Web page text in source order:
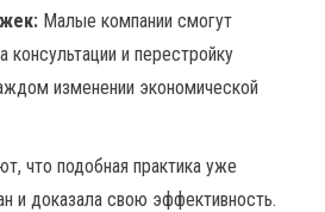
Малые компании смогут
консультации и перестройку
изменении экономической
что подобная практика уже
и доказала свою эффективность.